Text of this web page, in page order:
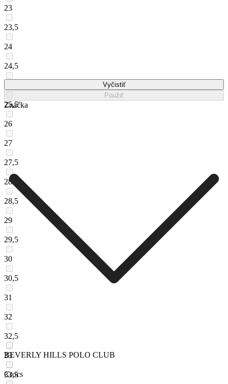
23
23,5
24
24,5
25,5
26
27
27,5
28
28,5
29
29,5
30
30,5
31
32
32,5
33
33,5
Vyčistiť
Použiť
Značka
BEVERLY HILLS POLO CLUB
Crocs